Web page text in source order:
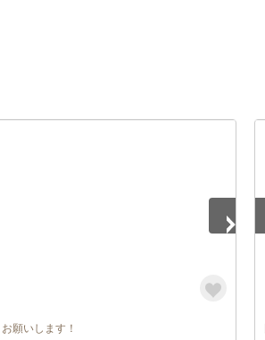
願いします！